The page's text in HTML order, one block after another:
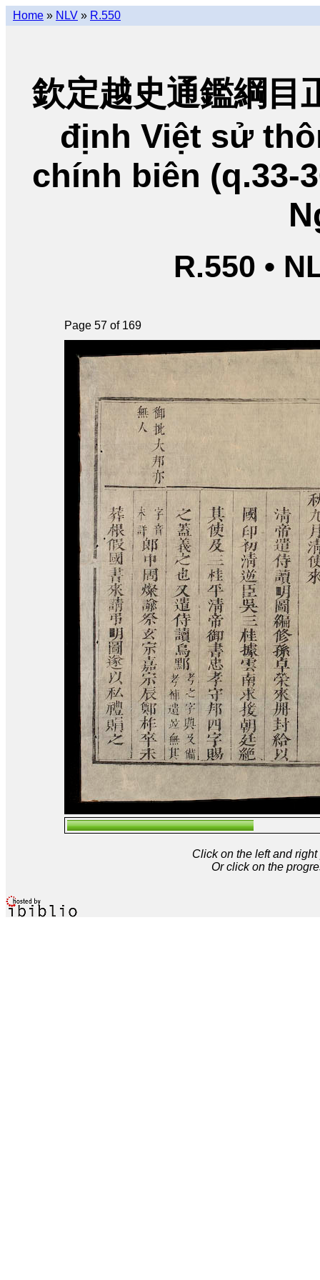
Home » NLV » R.550
欽定越史通鑑綱目
định Việt sử
chính biên (q.33-
R.550 •
Page 57 of 169
Click on the left and
Or click on the